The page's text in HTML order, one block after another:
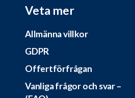
Veta mer
Allmänna villkor
GDPR
Offertförfrågan
Vanliga frågor och svar –